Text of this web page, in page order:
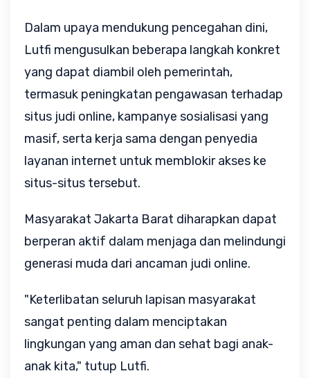
Dalam upaya mendukung pencegahan dini,
Lutfi mengusulkan beberapa langkah konkret
yang dapat diambil oleh pemerintah,
termasuk peningkatan pengawasan terhadap
situs judi online, kampanye sosialisasi yang
masif, serta kerja sama dengan penyedia
layanan internet untuk memblokir akses ke
situs-situs tersebut.
Masyarakat Jakarta Barat diharapkan dapat
berperan aktif dalam menjaga dan melindungi
generasi muda dari ancaman judi online.
"Keterlibatan seluruh lapisan masyarakat
sangat penting dalam menciptakan
lingkungan yang aman dan sehat bagi anak-
anak kita," tutup Lutfi.